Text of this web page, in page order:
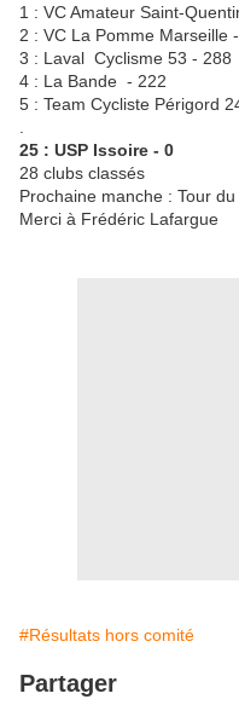
1 : VC Amateur Saint-
2 : VC La Pomme Marseille
3 : Laval Cyclisme 53 - 288
4 : La Bande - 222
5 : Team Cycliste Périgord
25 : USP Issoire - 0
28 clubs classés
Prochaine manche : Tour
Merci à Frédéric Lafargue
#Résultats hors comité
Partager